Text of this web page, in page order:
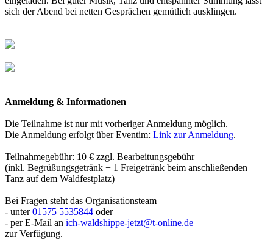
sich der Abend bei netten Gesprächen gemütlich ausklingen.
Anmeldung & Informationen
Die Teilnahme ist nur mit vorheriger Anmeldung möglich.
Die Anmeldung erfolgt über Eventim: Link zur Anmeldung.
Teilnahmegebühr: 10 € zzgl. Bearbeitungsgebühr
(inkl. Begrüßungsgetränk + 1 Freigetränk beim anschließenden
Tanz auf dem Waldfestplatz)
Bei Fragen steht das Organisationsteam
- unter01575 5535844 oder
- per E-Mail an ich-waldshippe-jetzt@t-online.de
zur Verfügung.